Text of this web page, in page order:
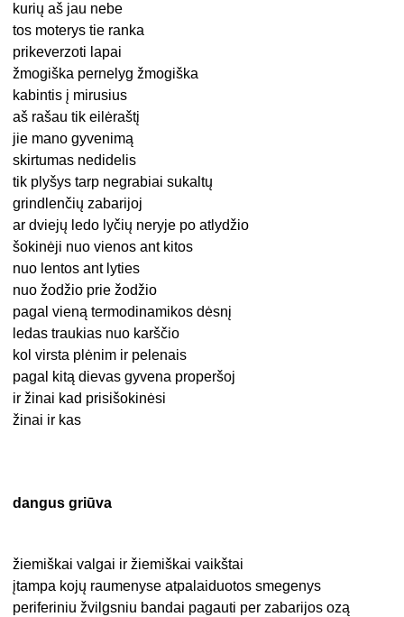
kurių aš jau nebe
tos moterys tie ranka
prikeverzoti lapai
žmogiška pernelyg žmogiška
kabintis į mirusius
aš rašau tik eilėraštį
jie mano gyvenimą
skirtumas nedidelis
tik plyšys tarp negrabiai sukaltų
grindlenčių zabarijoj
ar dviejų ledo lyčių neryje po atlydžio
šokinėji nuo vienos ant kitos
nuo lentos ant lyties
nuo žodžio prie žodžio
pagal vieną termodinamikos dėsnį
ledas traukias nuo karščio
kol virsta plėnim ir pelenais
pagal kitą dievas gyvena properšoj
ir žinai kad prisišokinėsi
žinai ir kas
dangus griūva
žiemiškai valgai ir žiemiškai vaikštai
įtampa kojų raumenyse atpalaiduotos smegenys
periferiniu žvilgsniu bandai pagauti per zabarijos ozą